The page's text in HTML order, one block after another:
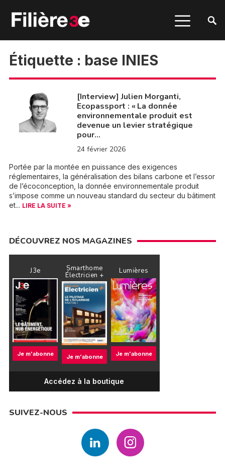
Étiquette : base INIES
[Interview] Julien Morganti,
Ecopassport : « La donnée
environnementale produit est
devenue un levier stratégique
pour…
24 février 2026
Portée par la montée en puissance des exigences
réglementaires, la généralisation des bilans carbone et l’essor
de l’écoconception, la donnée environnementale produit
s’impose comme un nouveau standard du secteur du bâtiment
et... LIRE LA SUITE »
DÉCOUVREZ NOS MAGAZINES
J3e
Je m'abonne
Smarthome
Électricien +
Je m'abonne
Lumières
Je m'abonne
Accédez à la boutique
SUIVEZ-NOUS